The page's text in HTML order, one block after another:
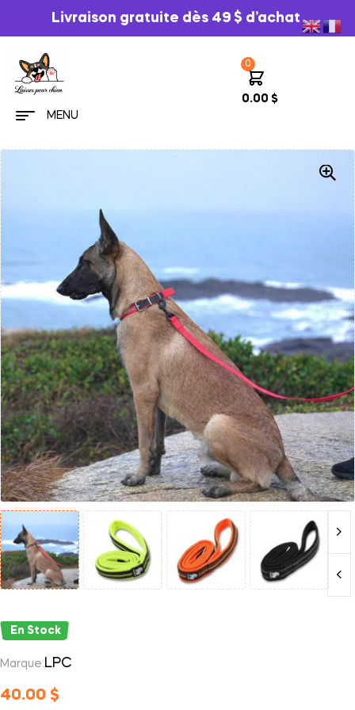
Livraison gratuite dès 49 $ d’achat
MENU
0
0.00$
En Stock
Marque: LPC
40.00 $